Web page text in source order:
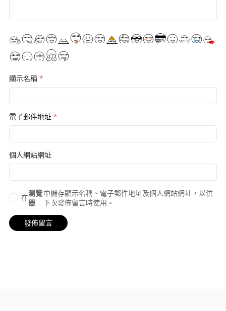
顯示名稱 *
電子郵件地址 *
個人網站網址
在瀏覽
器
中儲存顯示名稱、電子郵件地址及個人網站網址，以供
下次發佈留言時使用。